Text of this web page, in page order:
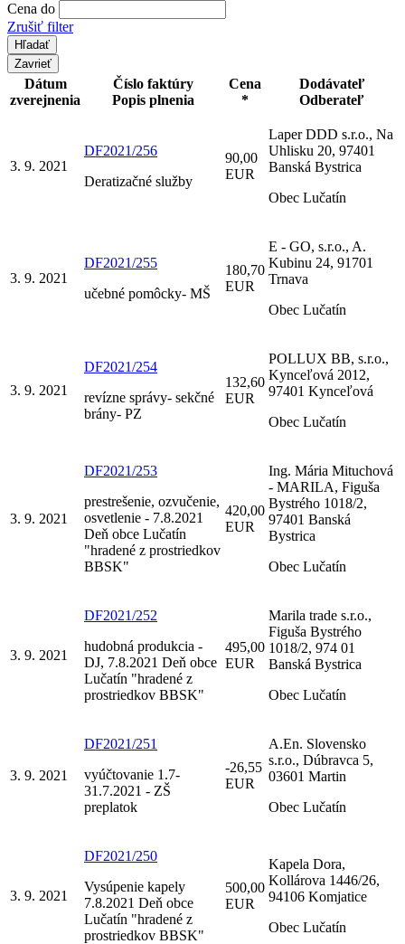
Cena do
Zrušiť filter
Zavrieť
Dátum
zverejnenia
Číslo faktúry
Popis plnenia
Cena
*
Dodávateľ
Odberateľ
3. 9. 2021
DF2021/256
Deratizačné služby
90,00
EUR
Laper DDD s.r.o., Na
Uhlisku 20, 97401
Banská Bystrica
Obec Lučatín
3. 9. 2021
DF2021/255
učebné pomôcky- MŠ
180,70
EUR
E - GO, s.r.o., A.
Kubinu 24, 91701
Trnava
Obec Lučatín
3. 9. 2021
DF2021/254
revízne správy- sekčné
brány- PZ
132,60
EUR
POLLUX BB, s.r.o.,
Kynceľová 2012,
97401 Kynceľová
Obec Lučatín
3. 9. 2021
DF2021/253
prestrešenie, ozvučenie,
osvetlenie - 7.8.2021
Deň obce Lučatín
"hradené z prostriedkov
BBSK"
420,00
EUR
Ing. Mária Mituchová
- MARILA, Figuša
Bystrého 1018/2,
97401 Banská
Bystrica
Obec Lučatín
3. 9. 2021
DF2021/252
hudobná produkcia -
DJ, 7.8.2021 Deň obce
Lučatín "hradené z
prostriedkov BBSK"
495,00
EUR
Marila trade s.r.o.,
Figuša Bystrého
1018/2, 974 01
Banská Bystrica
Obec Lučatín
3. 9. 2021
DF2021/251
vyúčtovanie 1.7-
31.7.2021 - ZŠ
preplatok
-26,55
EUR
A.En. Slovensko
s.r.o., Dúbravca 5,
03601 Martin
Obec Lučatín
3. 9. 2021
DF2021/250
Vysúpenie kapely
7.8.2021 Deň obce
Lučatín "hradené z
prostriedkov BBSK"
500,00
EUR
Kapela Dora,
Kollárova 1446/26,
94106 Komjatice
Obec Lučatín